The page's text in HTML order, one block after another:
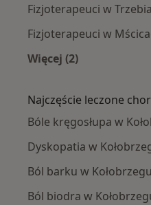
Fizjoterapeuci w
Fizjoterapeuci w
Więcej (2)
Najczęście leczone
Bóle kręgosłupa w
Dyskopatia w
Ból barku w Kołobrzegu
Ból biodra w